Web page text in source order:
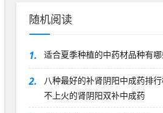
随机阅读
1. 适合夏季种植的中药材品种有
2.
八种最好的补肾阴阳中成药排
不上火的肾阴阳双补中成药